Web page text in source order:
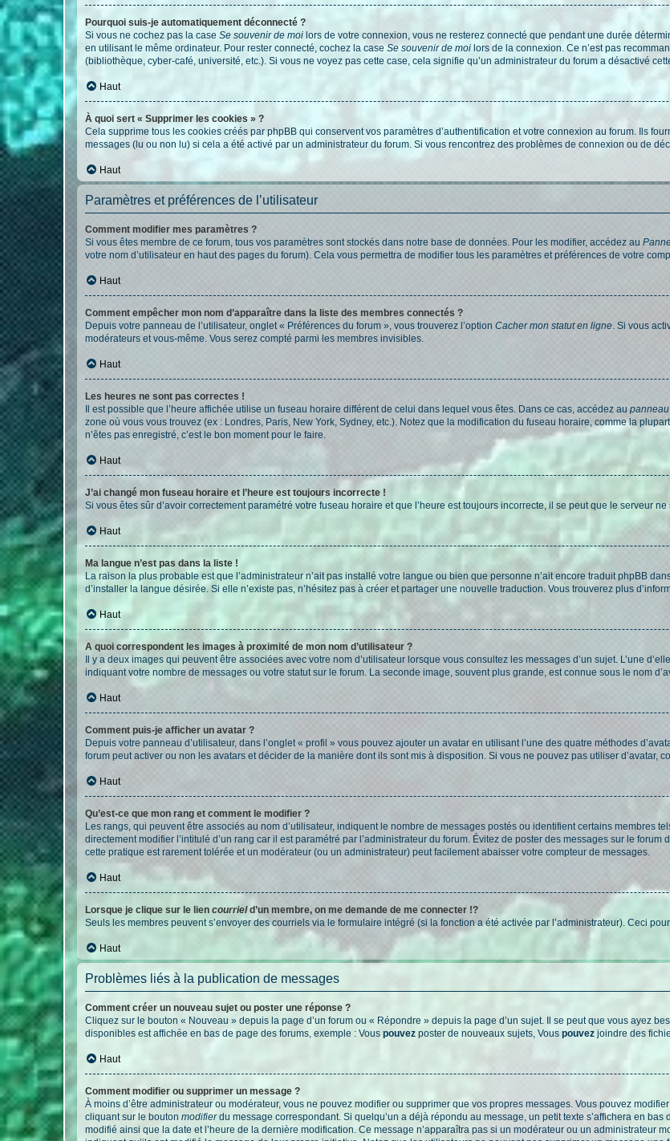
Pourquoi suis-je automatiquement déconnecté ?
Si vous ne cochez pas la case Se souvenir de moi lors de votre connexion, vous ne resterez connecté que pendant une durée
en utilisant le même ordinateur. Pour rester connecté, cochez la caseSe souvenir de moi lors de la connexion. Ce n’est pas
(bibliothèque, cyber-café, université, etc.). Si vous ne voyez pas cette case, cela signifie qu’un administrateur du forum a désactivé
Haut
À quoi sert « Supprimer les cookies » ?
Cela supprime tous les cookies créés par phpBB qui conservent vos paramètres d’authentification et votre connexion au forum. Ils
messages (lu ou non lu) si cela a été activé par un administrateur du forum. Si vous rencontrez des problèmes de connexion ou de
Haut
Paramètres et préférences de l’utilisateur
Comment modifier mes paramètres ?
Si vous êtes membre de ce forum, tous vos paramètres sont stockés dans notre base de données. Pour les modifier, accédez au
votre nom d’utilisateur en haut des pages du forum). Cela vous permettra de modifier tous les paramètres et préférences de votre
Haut
Comment empêcher mon nom d’apparaître dans la liste des membres connectés ?
Depuis votre panneau de l’utilisateur, onglet « Préférences du forum », vous trouverez l’option Cacher mon statut en ligne . Si vous
modérateurs et vous-même. Vous serez compté parmi les membres invisibles.
Haut
Les heures ne sont pas correctes !
Il est possible que l’heure affichée utilise un fuseau horaire différent de celui dans lequel vous êtes. Dans ce cas, accédez au panneau
zone où vous vous trouvez (ex : Londres, Paris, New York, Sydney, etc.). Notez que la modification du fuseau horaire, comme la
n’êtes pas enregistré, c’est le bon moment pour le faire.
Haut
J’ai changé mon fuseau horaire et l’heure est toujours incorrecte !
Si vous êtes sûr d’avoir correctement paramétré votre fuseau horaire et que l’heure est toujours incorrecte, il se peut que le serveur
Haut
Ma langue n’est pas dans la liste !
La raison la plus probable est que l’administrateur n’ait pas installé votre langue ou bien que personne n’ait encore traduit phpBB
d’installer la langue désirée. Si elle n’existe pas, n’hésitez pas à créer et partager une nouvelle traduction. Vous trouverez plus
Haut
A quoi correspondent les images à proximité de mon nom d’utilisateur ?
Il y a deux images qui peuvent être associées avec votre nom d’utilisateur lorsque vous consultez les messages d’un sujet. L’une
indiquant votre nombre de messages ou votre statut sur le forum. La seconde image, souvent plus grande, est connue sous le nom
Haut
Comment puis-je afficher un avatar ?
Depuis votre panneau d’utilisateur, dans l’onglet « profil » vous pouvez ajouter un avatar en utilisant l’une des quatre méthodes
forum peut activer ou non les avatars et décider de la manière dont ils sont mis à disposition. Si vous ne pouvez pas utiliser d’avatar,
Haut
Qu’est-ce que mon rang et comment le modifier ?
Les rangs, qui peuvent être associés au nom d’utilisateur, indiquent le nombre de messages postés ou identifient certains membres
directement modifier l’intitulé d’un rang car il est paramétré par l’administrateur du forum. Évitez de poster des messages sur le
cette pratique est rarement tolérée et un modérateur (ou un administrateur) peut facilement abaisser votre compteur de messages.
Haut
Lorsque je clique sur le lien courrield’un membre, on me demande de me connecter !?
Seuls les membres peuvent s’envoyer des courriels via le formulaire intégré (si la fonction a été activée par l’administrateur). Ceci
Haut
Problèmes liés à la publication de messages
Comment créer un nouveau sujet ou poster une réponse ?
Cliquez sur le bouton « Nouveau » depuis la page d’un forum ou « Répondre » depuis la page d’un sujet. Il se peut que vous ayez
disponibles est affichée en bas de page des forums, exemple : Vous pouvez poster de nouveaux sujets, Vous pouvez joindre des
Haut
Comment modifier ou supprimer un message ?
À moins d’être administrateur ou modérateur, vous ne pouvez modifier ou supprimer que vos propres messages. Vous pouvez
cliquant sur le bouton modifierdu message correspondant. Si quelqu’un a déjà répondu au message, un petit texte s’affichera en
modifié ainsi que la date et l’heure de la dernière modification. Ce message n’apparaîtra pas si un modérateur ou un administrateur